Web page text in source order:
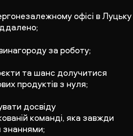
офісі в Луцьку
за роботу;
та шанс долучитися
продуктів з нуля;
досвіду
команді, яка завжди
знаннями;